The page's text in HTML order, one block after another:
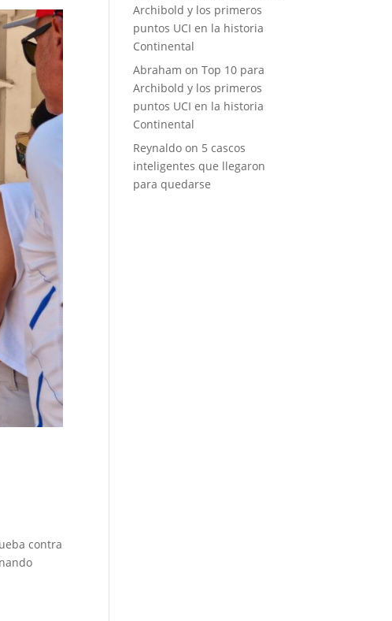
contra
Archibold y los primeros
puntos UCI en la historia
Continental
Abraham onTop 10 para
Archibold y los primeros
puntos UCI en la historia
Continental
Reynaldo on 5 cascos
inteligentes que llegaron
para quedarse